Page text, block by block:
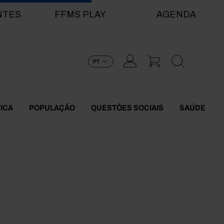
FFMS PLAY AGENDA
PT
POPULAÇÃO QUESTÕES SOCIAIS SAÚDE